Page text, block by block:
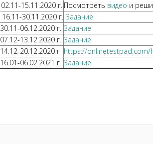
02.11-15.11.2020 г. Посмотреть видео и
16.11-30.11.2020 г. Задание
30.11-06.12.2020 г. Задание
07.12-13.12.2020 г. Задание
14.12-20.12.2020 г https://onlinetestpad.com/
16.01-06.02.2021 г. Задание